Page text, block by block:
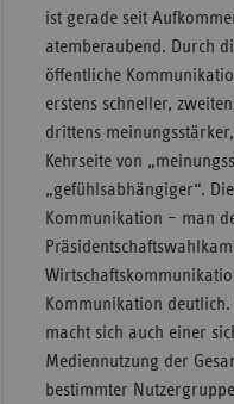
ist gerade seit
atemberaubend. Durch
öffentliche
erstens schneller,
drittens
Kehrseite von
„gefühlsabhängiger“.
Kommunikation – man
Kommunikation
macht sich auch einer
Mediennutzung der
bestimmter